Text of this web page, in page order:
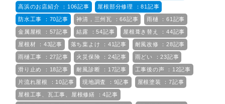
高浜のお店紹介 ：106記事 屋根部分修理 ：81記事
防水工事 ：70記事 神清，三州瓦 ：66記事 雨樋 ：61記事
金属屋根 ：57記事 結露 ：54記事 屋根葺き替え ：44記事
屋根材 ：43記事 落ち葉よけ ：41記事 耐風改修 ：28記事
雨樋工事 ：27記事 火災保険 ：24記事 雨どい ：23記事
滑り止め ：18記事 耐風診断 ：17記事 工事後の声 ：12記事
片流れ屋根 ：10記事 現地調査 ：9記事 屋根塗装 ：7記事
屋根工事、瓦工事、屋根修繕 ：4記事